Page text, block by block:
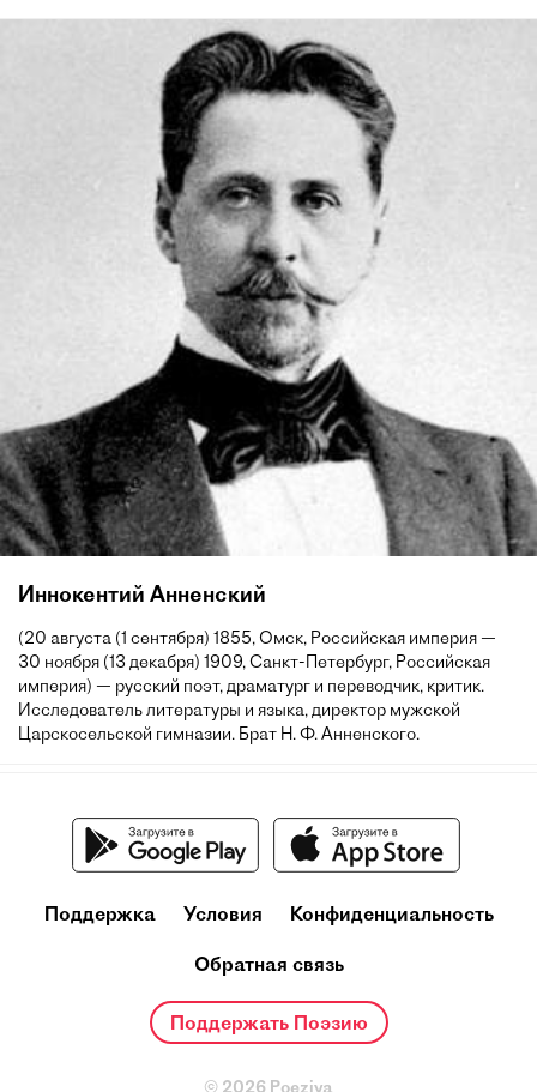
Иннокентий Анненский
(20 августа (1 сентября) 1855, Омск, Российская империя —
30 ноября (13 декабря) 1909, Санкт-Петербург, Российская
империя) — русский поэт, драматург и переводчик, критик.
Исследователь литературы и языка, директор мужской
Царскосельской гимназии. Брат Н. Ф. Анненского.
Поддержка Условия Конфиденциальность
Обратная связь
Поддержать Поэзию
© 2026 Poeziya